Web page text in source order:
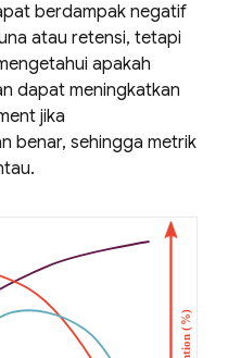
berdampak negatif
atau retensi, tetapi
apakah
dapat meningkatkan
jika
benar, sehingga metrik